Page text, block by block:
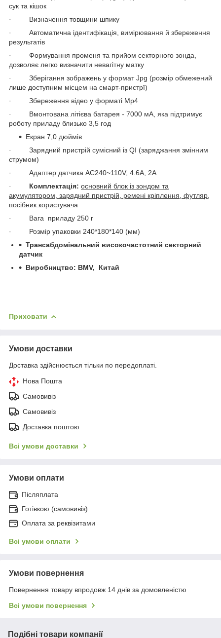
сук та кішок
· Визначення товщини шпику
· Автоматична ідентифікація, вимірювання й збереження
результатів
· Формування променя та прийом секторного зонда,
дозволяє легко визначити невагітну матку
· Зберігання зображень у формат Jpg (розмір обмежений
лише доступним місцем на смарт-пристрї)
· Збереження відео у форматі Mp4
· Вмонтована літієва батарея - 7000 мА, яка підтримує
роботу приладу близько 3,5 год
Екран 7,0 дюймів
· Зарядний пристрій сумісний із QI (заряджання змінним
струмом)
· Адаптер датчика AC240~110V, 4.6A, 2A
· Комплектація: основний блок із зондом та
акумулятором, зарядний пристрій, ремені кріплення, футляр,
посібник користувача
· Вага приладу 250 г
· Розмір упаковки 240*180*140 (мм)
Трансабдомінальний високочастотний секторний
датчик
Виробництво: BMV, Китай
Приховати
Умови доставки
Доставка здійснюється тільки по передоплаті.
Нова Пошта
Самовивіз
Самовивіз
Доставка поштою
Всі умови доставки
Умови оплати
Післяплата
Готівкою (самовивіз)
Оплата за реквізитами
Всі умови оплати
Умови повернення
Повернення товару впродовж 14 днів за домовленістю
Всі умови повернення
Подібні товари компанії